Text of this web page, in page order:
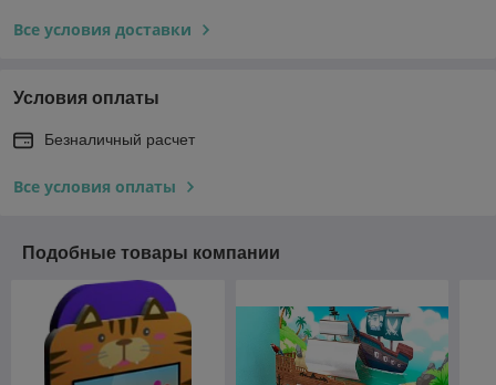
Все условия доставки
Условия оплаты
Безналичный расчет
Все условия оплаты
Подобные товары компании